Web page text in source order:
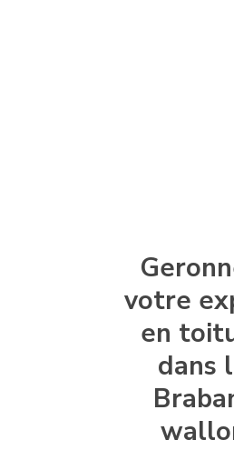
votre
en
dans